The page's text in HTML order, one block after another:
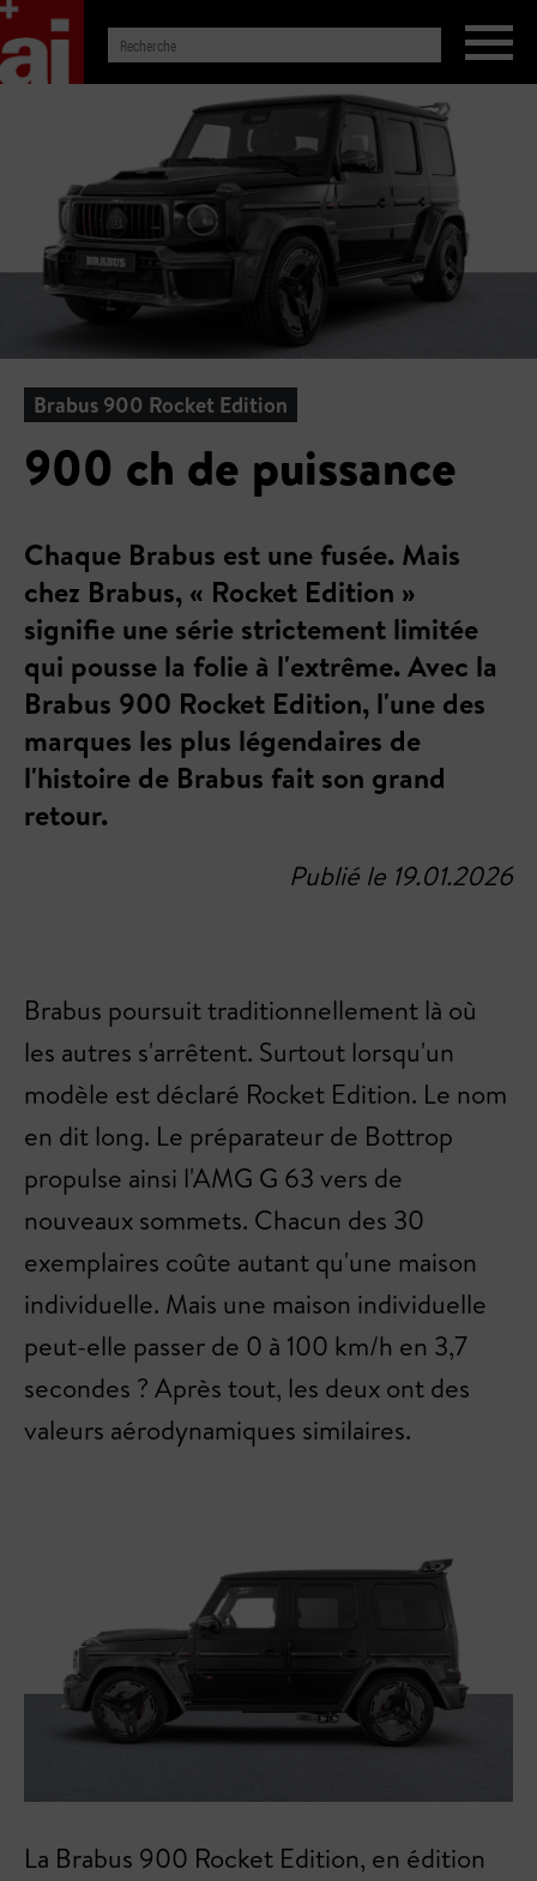
Brabus 900 Rocket Edition
900 ch de puissance
Chaque Brabus est une fusée. Mais
chez Brabus, « Rocket Edition »
signifie une série strictement limitée
qui pousse la folie à l'extrême. Avec la
Brabus 900 Rocket Edition, l'une des
marques les plus légendaires de
l'histoire de Brabus fait son grand
retour.
Publié le 19.01.2026
Brabus poursuit traditionnellement là où
les autres s'arrêtent. Surtout lorsqu'un
modèle est déclaré Rocket Edition. Le nom
en dit long. Le préparateur de Bottrop
propulse ainsi l'AMG G 63 vers de
nouveaux sommets. Chacun des 30
exemplaires coûte autant qu'une maison
individuelle. Mais une maison individuelle
peut-elle passer de 0 à 100 km/h en 3,7
secondes ? Après tout, les deux ont des
valeurs aérodynamiques similaires.
La Brabus 900 Rocket Edition, en édition